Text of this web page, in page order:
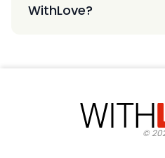
WithLove?
©